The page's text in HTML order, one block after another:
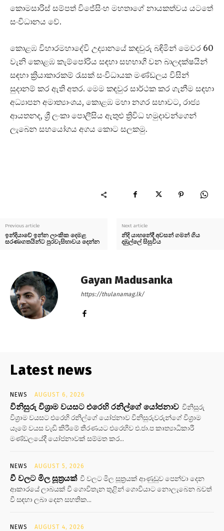
කොමසාරිස් සම්පත් විජේසිංහ මහතාගේ නායකත්වය යටතේ
සංවිධානය වේ.
කොළඹ විහාරමහාදේවි උද්‍යානයේ කඳවුරු බඳිමින් මෙවර 60
වැනි කොළඹ කැම්පෝරිය සඳහා සහභාගී වන බාලදක්ෂයින්
සඳහා ක්‍රියාකාරකම් රැසක් සංවිධායක මණ්ඩලය විසින්
සුදානම් කර ඇති අතර. මෙම කඳවුර සාර්ථක කර ගැනීම සඳහා
අධ්‍යාපන අමාත්‍යාංශය, කොළඹ මහා නගර සභාවට, රාජ්‍ය
ආයතනද, ශ්‍රී ලංකා පොලීසිය ඇතුළු ත්‍රිවිධ හමුදාවන්ගෙන්
ලැබෙන සහයෝගය අගය කොට සලකමු.
Previous article
ඉන්දියාවේ ඉන්න ලාංකික දෙමළ
සරණාගතයින්ට පුරවැසිභාවය දෙන්න
Next article
නිදි යාහනේදී අවසන් ගමන් ගිය
දඹුල්ලේ සිසුවිය
Gayan Madusanka
https://thulanamag.lk/
Latest news
NEWS AUGUST 6, 2026
විනිසුරු විශ්‍රාම වයසට එරෙහි රනිල්ගේ යෝජනාව විනිසුරු
විශ්‍රාම වයසට එරෙහි රනිල්ගේ යෝජනාව විනිසුරුවරුන්ගේ විශ්‍රාම
යෑමේ වයස වැඩි කිරීමේ තීරණයට එරෙහිව එ.ජා.ප කෘත්‍යාධිකාරී
මණ්ඩලයේදී යෝජනාවක් සම්මත කර...
NEWS AUGUST 5, 2026
වී වලට මිල සූත්‍රයක් වී වලට මිල සූත්‍රයක් ආණුඩුව පෙන්වා දෙන
ආකාරයේ ලාබයක් වී ගොවිතැන තුළින් ගොවියාට නොලැබෙන බවත්
වී සඳහා ලබා දෙන සහතික...
NEWS AUGUST 4, 2026